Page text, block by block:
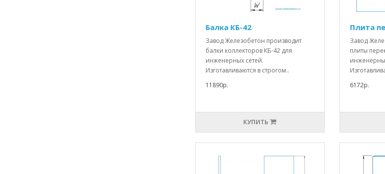
Балка КБ-42
Завод Железобетон производит
балки коллекторов КБ-42 для
инженерных сетей.
Изготавливаются в строгом..
11890р.
КУПИТЬ
Плита
Завод
плиты
6172р.